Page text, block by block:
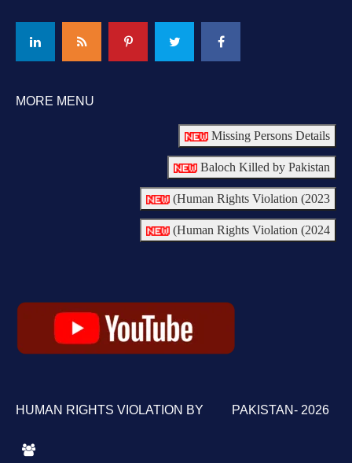
MORE MENU
Missing Persons Details
Baloch Killed by Pakistan
Human Rights Violation (2023)
Human Rights Violation (2024)
HUMAN RIGHTS VIOLATION BY PAKISTAN- 2026